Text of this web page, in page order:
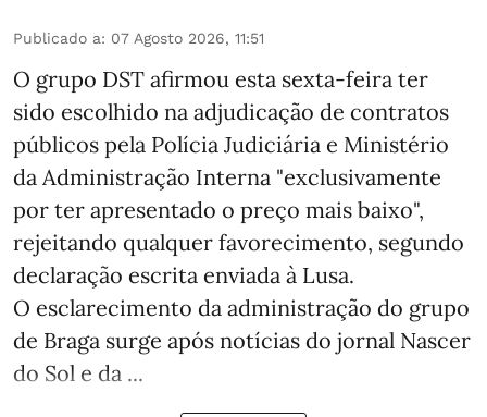
Publicado a: 07 Agosto 2026, 11:51
O grupo DST afirmou esta sexta-feira ter
sido escolhido na adjudicação de contratos
públicos pela Polícia Judiciária e Ministério
da Administração Interna "exclusivamente
por ter apresentado o preço mais baixo",
rejeitando qualquer favorecimento, segundo
declaração escrita enviada à Lusa.
O esclarecimento da administração do grupo
de Braga surge após notícias do jornal Nascer
do Sol e da ...